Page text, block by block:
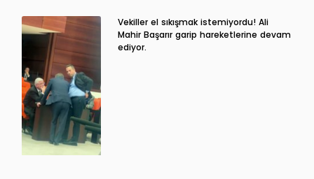
Vekiller el sıkışmak istemiyordu! Ali
Mahir Başarır garip hareketlerine devam
ediyor.